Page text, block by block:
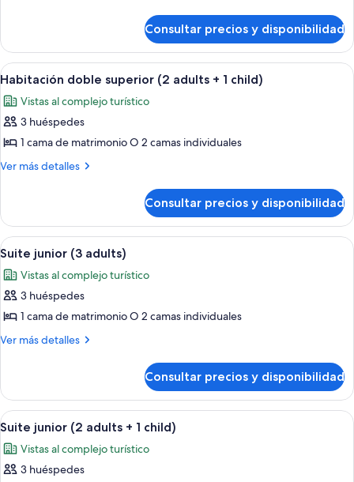
(3
adults)
doble
superior
(3
Consultar precios y disponibilidad
Abrir
todas
las
fotos
de
Habitación
(2
adults
+
1
child)
Habitación de hotel con una cama,
1
Habitación doble superior (2 adults + 1 child)
Vistas al complejo turístico
3 huéspedes
1 cama de matrimonio O 2 camas individuales
Ver más detalles
Más
doble
superior
(2
+
Consultar precios y disponibilidad
Abrir
todas
las
fotos
de
Suite
adults)
Una habitación de hotel moderna
2
Suite junior (3 adults)
Vistas al complejo turístico
3 huéspedes
1 cama de matrimonio O 2 camas individuales
Ver más detalles
Más
junior
(3
adults)
Consultar precios y disponibilidad
Abrir
todas
las
fotos
Una habitación de hotel moderna
2
Suite junior (2 adults + 1 child)
Vistas al complejo turístico
3 huéspedes